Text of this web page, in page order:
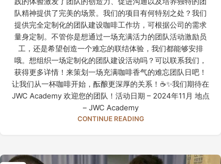
队精神提供了完美的场景。我们的项目有何特别之处？我们
提供完全定制化的团队建设咖啡工作坊，可根据公司的需求
量身定制。不管你是想通过一场充满活力的团队活动激励员
工，还是希望创造一个难忘的联结体验，我们都能够安排
哦。想组织一场定制化的团队建设活动吗？可以联系我们，
获得更多详情！来策划一场充满咖啡香气的难忘团队日吧！
让我们从一杯咖啡开始，酝酿更深厚的关系！☕✨我们期待在
JWC Academy 欢迎您的团队！活动日期 – 2024年11月 地点
– JWC Academy
CONTINUE READING